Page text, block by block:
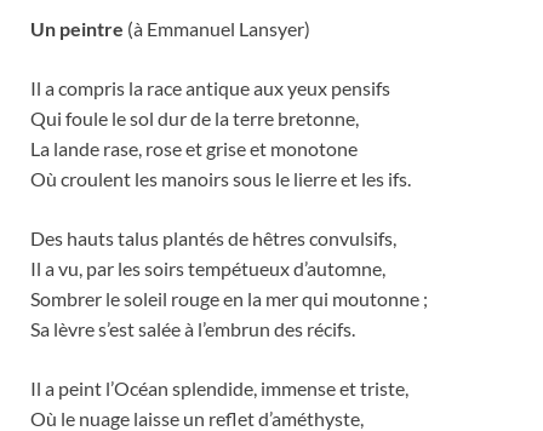
Un peintre (à Emmanuel Lansyer)
Il a compris la race antique aux yeux pensifs
Qui foule le sol dur de la terre bretonne,
La lande rase, rose et grise et monotone
Où croulent les manoirs sous le lierre et les ifs.
Des hauts talus plantés de hêtres convulsifs,
Il a vu, par les soirs tempétueux d’automne,
Sombrer le soleil rouge en la mer qui moutonne ;
Sa lèvre s’est salée à l’embrun des récifs.
Il a peint l’Océan splendide, immense et triste,
Où le nuage laisse un reflet d’améthyste,